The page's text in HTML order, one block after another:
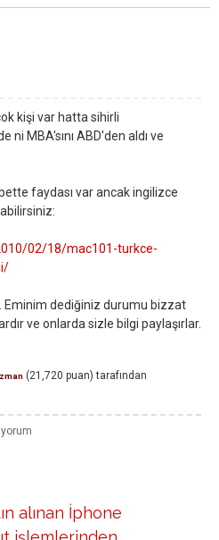
kişi var hatta sihirli
ni MBA'sını ABD'den aldı ve
faydası var ancak ingilizce
02/18/mac101-turkce-
Eminim dediğiniz durumu bizzat
ve onlarda sizle bilgi paylaşırlar.
(21,720 puan) tarafından
alınan İphone